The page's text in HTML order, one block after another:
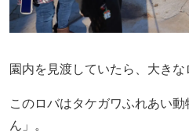
園内を見渡していたら、大きな
このロバはタケガワふれあい
ん」。